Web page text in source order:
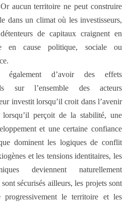
aucun territoire ne peut construire
dans un climat où les investisseurs,
de capitaux craignent en
en cause politique, sociale ou
également d’avoir des effets
sur l’ensemble des acteurs
investit lorsqu’il croit dans l’avenir
perçoit de la stabilité, une
et une certaine confiance
dominent les logiques de conflit
et les tensions identitaires, les
deviennent naturellement
sécurisés ailleurs, les projets sont
progressivement le territoire et les